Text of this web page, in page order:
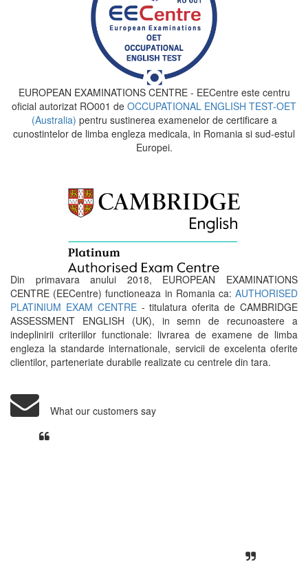
EUROPEAN EXAMINATIONS CENTRE - EECentre este centru
oficial autorizat RO001 de OCCUPATIONAL ENGLISH TEST-OET
(Australia) pentru sustinerea examenelor de certificare a
cunostintelor de limba engleza medicala, in Romania si sud-estul
Europei.
Din primavara anului 2018, EUROPEAN EXAMINATIONS
CENTRE (EECentre) functioneaza in Romania ca: AUTHORISED
PLATINIUM EXAM CENTRE- titulatura oferita de CAMBRIDGE
ASSESSMENT ENGLISH (UK), in semn de recunoastere a
indeplinirii criteriilor functionale: livrarea de examene de limba
engleza la standarde internationale, servicii de excelenta oferite
clientilor, parteneriate durabile realizate cu centrele din tara.
What our customers say